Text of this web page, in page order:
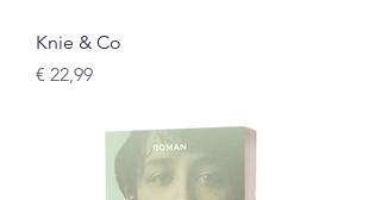
Knie & Co
Prijs
€ 22,99